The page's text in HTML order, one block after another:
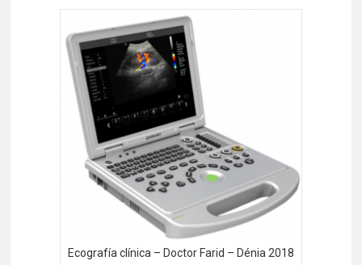
Ecografía clínica – Doctor Farid – Dénia 2018